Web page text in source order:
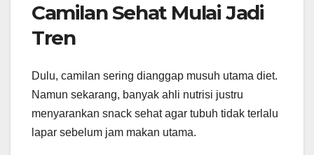
Camilan Sehat Mulai Jadi
Tren
Dulu, camilan sering dianggap musuh utama diet.
Namun sekarang, banyak ahli nutrisi justru
menyarankan snack sehat agar tubuh tidak terlalu
lapar sebelum jam makan utama.